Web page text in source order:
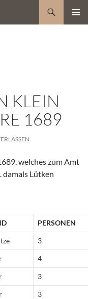
KLEIN
1689
welches zum Amt
damals Lütken
PERSONEN
3
4
3
3